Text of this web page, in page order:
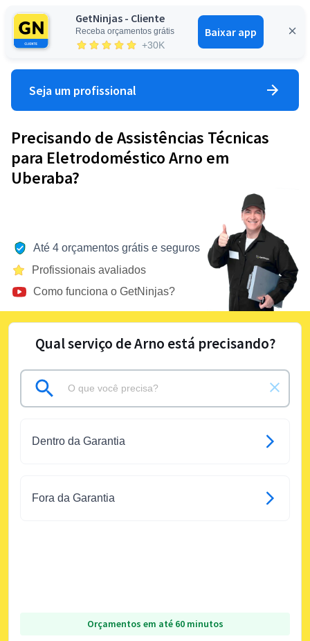
GetNinjas - Cliente
Receba orçamentos grátis
+30K
Baixar app
Entrar
Seja um profissional
Precisando de Assistências Técnicas
para Eletrodoméstico Arno em
Uberaba?
Até 4 orçamentos grátis e seguros
Profissionais avaliados
Como funciona o GetNinjas?
Qual serviço de Arno está precisando?
Dentro da Garantia
Fora da Garantia
Orçamentos em até 60 minutos